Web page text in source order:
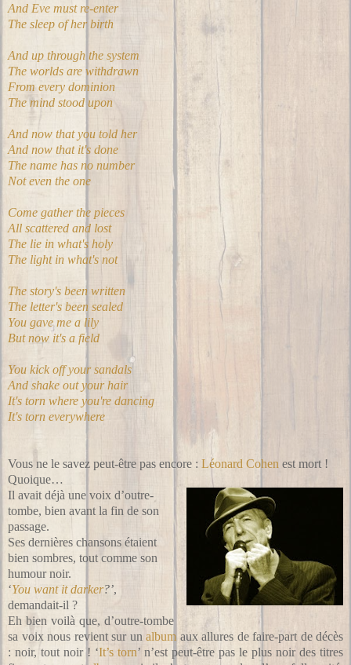
And Eve must re-enter
The sleep of her birth
And up through the system
The worlds are withdrawn
From every dominion
The mind stood upon
And now that you told her
And now that it's done
The name has no number
Not even the one
Come gather the pieces
All scattered and lost
The lie in what's holy
The light in what's not
The story's been written
The letter's been sealed
You gave me a lily
But now it's a field
You kick off your sandals
And shake out your hair
It's torn where you're dancing
It's torn everywhere
Vous ne le savez peut-être pas encore : Léonard Cohen est mort !
Quoique…
Il avait déjà une voix d’outre-
tombe, bien avant la fin de son
passage.
Ses dernières chansons étaient
bien sombres, tout comme son
humour noir.
‘You want it darker?’,
demandait-il ?
Eh bien voilà que, d’outre-tombe
sa voix nous revient sur un album aux allures de faire-part de décès
: noir, tout noir ! ‘It’s torn’ n’est peut-être pas le plus noir des titres